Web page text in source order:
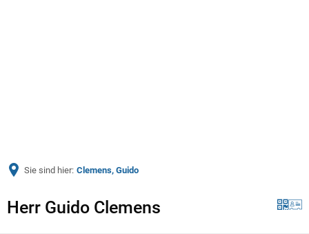
Sie sind hier: Clemens, Guido
Herr Guido Clemens